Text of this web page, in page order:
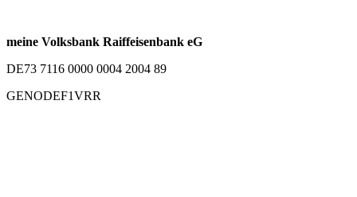
meine Volksbank Raiffeisenbank eG
DE73 7116 0000 0004 2004 89
GENODEF1VRR